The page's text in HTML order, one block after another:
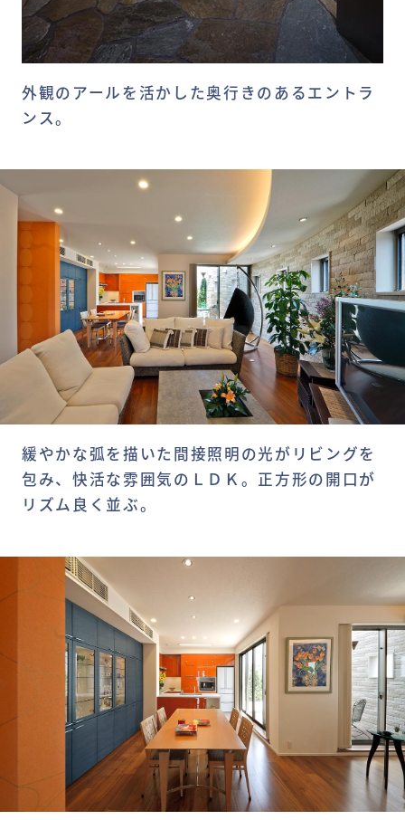
外観のアールを活かした奥行きのあるエントラ
ンス。
緩やかな弧を描いた間接照明の光がリビングを
包み、快活な雰囲気のＬＤＫ。正方形の開口が
リズム良く並ぶ。